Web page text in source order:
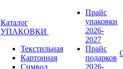
Каталог
УПАКОВКИ
Текстильная
Картонная
Символ
Прайс
упаковки
2026-
2027
Прайс
подарков
2026-